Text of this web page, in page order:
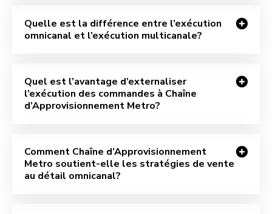
Quelle est la différence entre l’exécution
omnicanal et l’exécution multicanale?
Quel est l’avantage d’externaliser
l’exécution des commandes à Chaîne
d’Approvisionnement Metro?
Comment Chaîne d’Approvisionnement
Metro soutient-elle les stratégies de vente
au détail omnicanal?